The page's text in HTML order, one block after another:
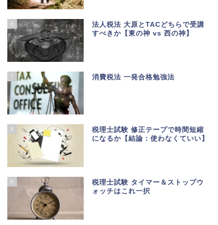
6
法人税法 大原とTACどちらで受講
すべきか【東の神 vs 西の神】
7 消費税法 一発合格勉強法
8
税理士試験 修正テープで時間短縮
になるか【結論：使わなくていい】
9
税理士試験 タイマー＆ストップウ
ォッチはこれ一択